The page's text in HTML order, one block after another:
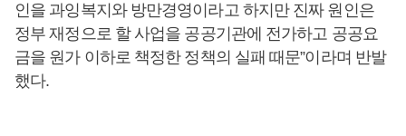
인을 과잉복지와 방만경영이라고 하지만 진짜 원인은
정부 재정으로 할 사업을 공공기관에 전가하고 공공요
금을 원가 이하로 책정한 정책의 실패 때문”이라며 반발
했다.